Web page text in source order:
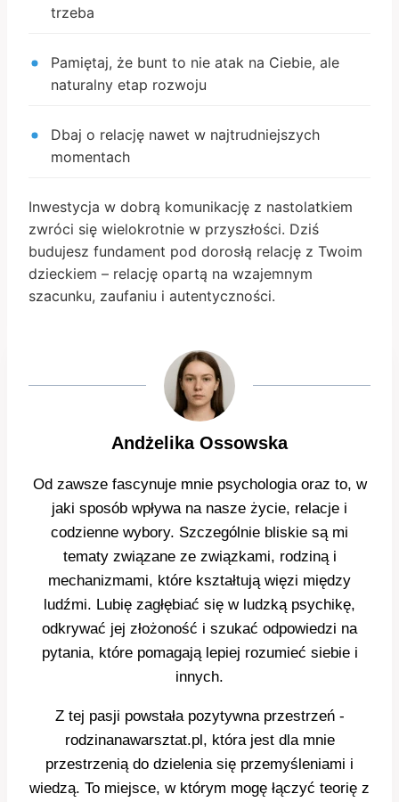
trzeba
Pamiętaj, że bunt to nie atak na Ciebie, ale
naturalny etap rozwoju
Dbaj o relację nawet w najtrudniejszych
momentach
Inwestycja w dobrą komunikację z nastolatkiem
zwróci się wielokrotnie w przyszłości. Dziś
budujesz fundament pod dorosłą relację z Twoim
dzieckiem – relację opartą na wzajemnym
szacunku, zaufaniu i autentyczności.
Andżelika Ossowska
Od zawsze fascynuje mnie psychologia oraz to, w
jaki sposób wpływa na nasze życie, relacje i
codzienne wybory. Szczególnie bliskie są mi
tematy związane ze związkami, rodziną i
mechanizmami, które kształtują więzi między
ludźmi. Lubię zagłębiać się w ludzką psychikę,
odkrywać jej złożoność i szukać odpowiedzi na
pytania, które pomagają lepiej rozumieć siebie i
innych.
Z tej pasji powstała pozytywna przestrzeń -
rodzinanawarsztat.pl, która jest dla mnie
przestrzenią do dzielenia się przemyśleniami i
wiedzą. To miejsce, w którym mogę łączyć teorię z